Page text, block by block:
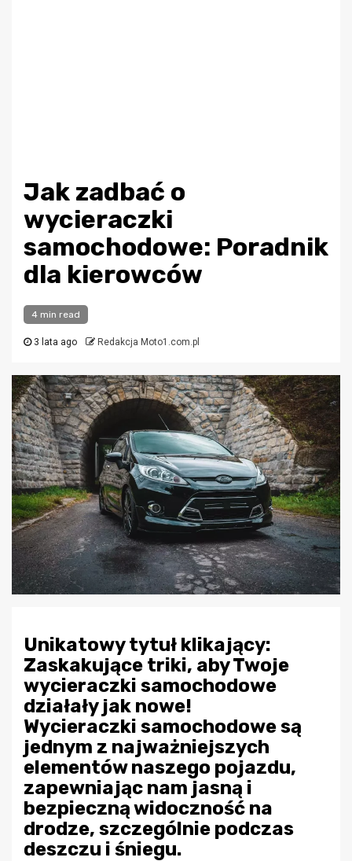
Jak zadbać o
wycieraczki
samochodowe: Poradnik
dla kierowców
4 min read
3 lata ago Redakcja Moto1.com.pl
Unikatowy tytuł klikający:
Zaskakujące triki, aby Twoje
wycieraczki samochodowe
działały jak nowe!
Wycieraczki samochodowe są
jednym z najważniejszych
elementów naszego pojazdu,
zapewniając nam jasną i
bezpieczną widoczność na
drodze, szczególnie podczas
deszczu i śniegu.